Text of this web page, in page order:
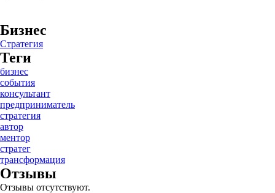
Бизнес
Стратегия
Теги
бизнес
события
консультант
предприниматель
стратегия
автор
ментор
стратег
трансформация
Отзывы
Отзывы отсутствуют.